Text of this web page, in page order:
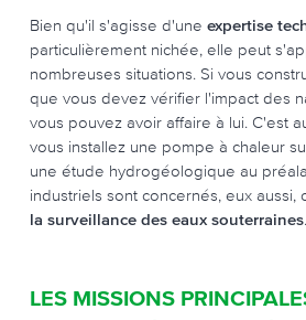
Bien qu'il s'agisse d'une expertise
particulièrement nichée, elle peut
nombreuses situations. Si vous
que vous devez vérifier l'impact des
vous pouvez avoir affaire à lui. C'est
vous installez une pompe à chaleur
une étude hydrogéologique au
industriels sont concernés, eux aussi,
la surveillance des eaux souterraines.
LES MISSIONS